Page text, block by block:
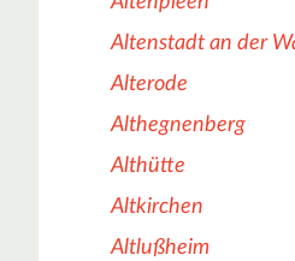
Altenstadt an der
Alterode
Althegnenberg
Althütte
Altkirchen
Altlußheim